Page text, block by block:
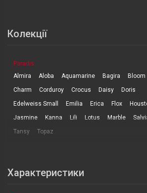
Колекції
Paradis
Almira
Aloba Aquamarine Bagira Bloom
Charm
Corduroy Crocus Daisy
Doris
Edelweiss Small
Emilia Erica Flox
Jasmine
Kanna Lili Lotus Marble
Tansy
Topaz
Характеристики